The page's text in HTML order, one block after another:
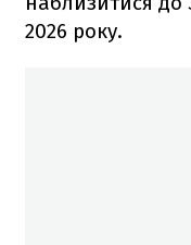
2026 року.